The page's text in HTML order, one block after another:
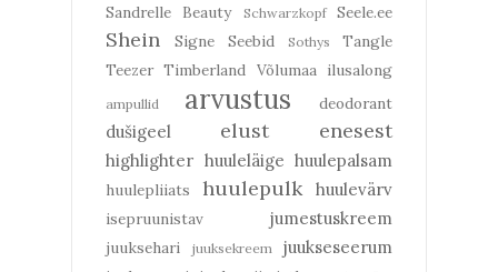
Sandrelle Beauty
Schwarzkopf Seele.ee
Shein Signe Seebid Sothys
Tangle
Teezer Timberland Võlumaa ilusalong
ampullid arvustus deodorant
dušigeel elust enesest
highlighter huuleläige huulepalsam
huulepliiats huulepulk huulevärv
isepruunistav jumestuskreem
juuksehari juuksekreem juukseseerum